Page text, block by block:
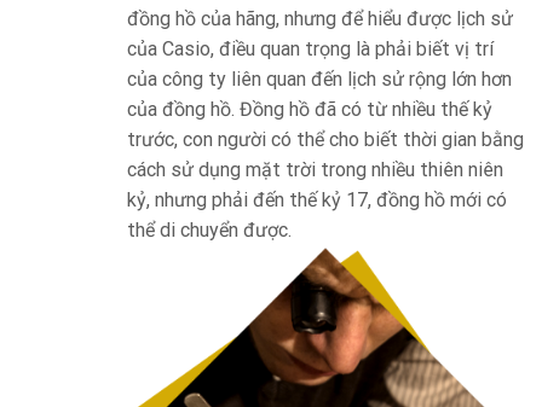
đồng hồ của hãng, nhưng để hiểu được lịch sử
của Casio, điều quan trọng là phải biết vị trí
của công ty liên quan đến lịch sử rộng lớn hơn
của đồng hồ. Đồng hồ đã có từ nhiều thế kỷ
trước, con người có thể cho biết thời gian bằng
cách sử dụng mặt trời trong nhiều thiên niên
kỷ, nhưng phải đến thế kỷ 17, đồng hồ mới có
thể di chuyển được.